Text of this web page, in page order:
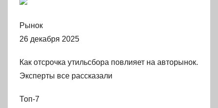
Рынок
26 декабря 2025
Как отсрочка утильсбора повлияет на авторынок.
Эксперты все рассказали
Топ-7